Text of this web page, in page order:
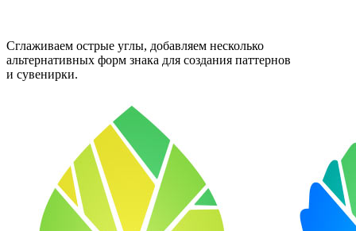
Сглаживаем острые углы, добавляем несколько
альтернативных форм знака для создания паттернов
и сувенирки.